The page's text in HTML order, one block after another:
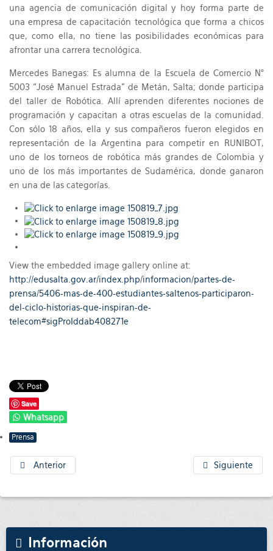
una agencia de comunicación digital y hoy forma parte de
una empresa de capacitación tecnológica que forma a chicos
que, como ella, no tiene las posibilidades económicas para
afrontar una carrera tecnológica.
Mercedes Banegas: Es alumna de la Escuela de Comercio N°
5003 “José Manuel Estrada” de Metán, Salta; donde participa
del taller de Robótica. Allí aprenden diferentes nociones de
programación y capacitan a otras escuelas de la comunidad.
Con sólo 18 años, ella y sus compañeros fueron elegidos en
representación de la Argentina para competir en RUNIBOT,
uno de los torneos de robótica más grandes de Colombia y
uno de los más importantes de Sudamérica, donde ganaron
en una de las categorías.
View the embedded image gallery online at:
http://edusalta.gov.ar/index.php/informacion/partes-de-
prensa/5406-mas-de-400-estudiantes-saltenos-participaron-
del-ciclo-historias-que-inspiran-de-
telecom#sigProIddab408271e
Save
Whatsapp
Prensa
Anterior Siguiente
Información